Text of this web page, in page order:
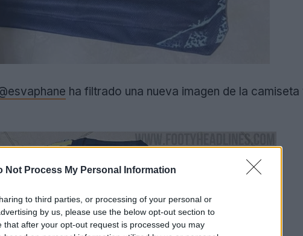
Not Process My Personal Information
to third parties, or processing of your personal or
by us, please use the below opt-out section to
after your opt-out request is processed you may
ha filtrado una nueva imagen de la